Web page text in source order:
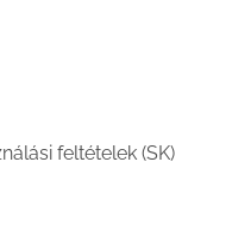
feltételek (SK)